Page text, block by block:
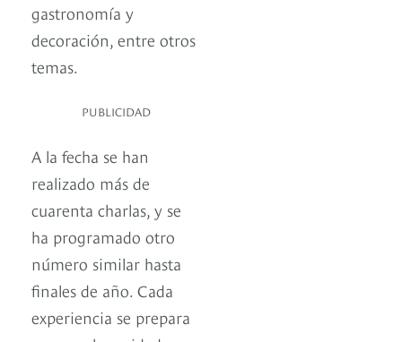
gastronomía y
decoración, entre otros
temas.
PUBLICIDAD
A la fecha se han
realizado más de
cuarenta charlas, y se
ha programado otro
número similar hasta
finales de año. Cada
experiencia se prepara